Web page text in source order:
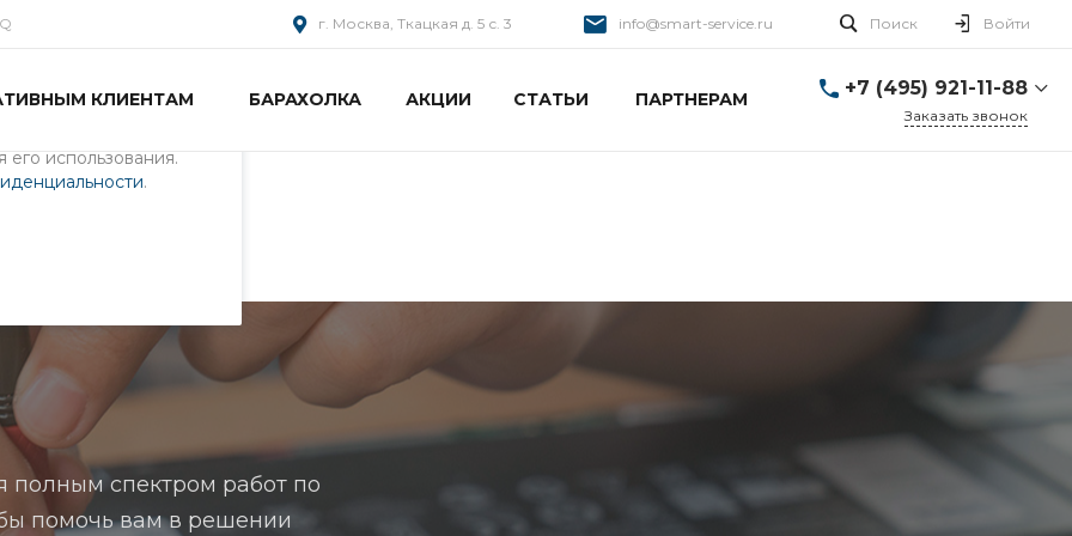
и
использования.
.
г. Москва, Ткацкая д. 5 с. 3 info@smart-service.ru Поиск Войти
КЛИЕНТАМ БАРАХОЛКА АКЦИИ СТАТЬИ ПАРТНЕРАМ
+7 (495) 921-11-88
Заказать звонок
полным спектром работ по
помочь вам в решении